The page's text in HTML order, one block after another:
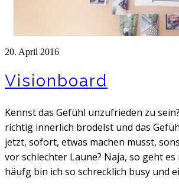
20. April 2016
Visionboard
Kennst das Gefühl unzufrieden zu
richtig innerlich brodelst und das
jetzt, sofort, etwas machen musst,
vor schlechter Laune? Naja, so geht es
häufg bin ich so schrecklich busy und